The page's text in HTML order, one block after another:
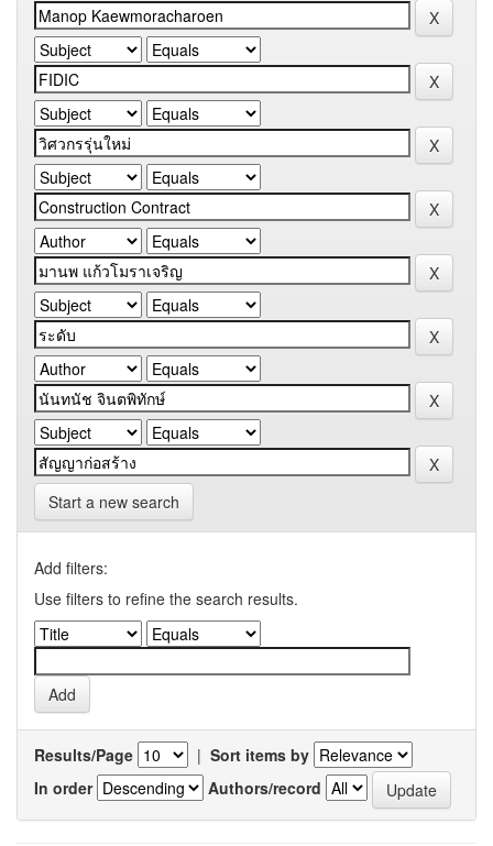
Start a new search
Add filters:
Use filters to refine the search results.
Results/Page | Sort items by
In order
Authors/record